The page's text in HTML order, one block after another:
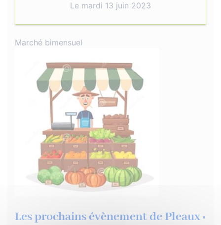
Le mardi 13 juin 2023
Marché bimensuel
Les prochains évènement de Pleaux :